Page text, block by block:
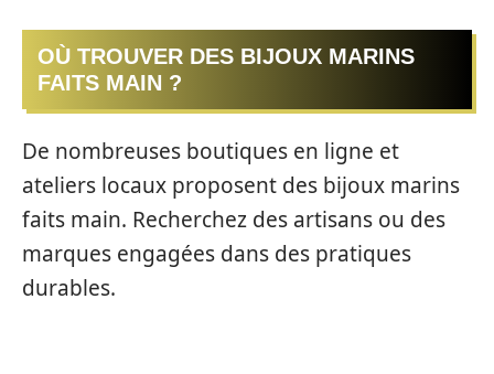
OÙ TROUVER DES BIJOUX MARINS
FAITS MAIN ?
De nombreuses boutiques en ligne et
ateliers locaux proposent des bijoux marins
faits main. Recherchez des artisans ou des
marques engagées dans des pratiques
durables.